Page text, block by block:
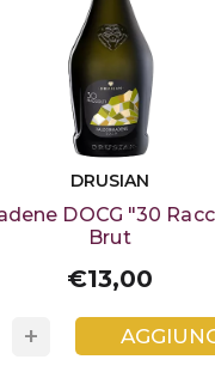
DRUSIAN
DOCG "30
Brut
€13,00
+